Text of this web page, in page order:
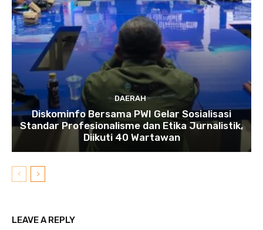
DAERAH
Diskominfo Bersama PWI Gelar Sosialisasi
Standar Profesionalisme dan Etika Jurnalistik,
Diikuti 40 Wartawan
LEAVE A REPLY